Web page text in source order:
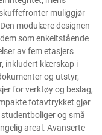
muliggjør
modulære designen
som enkeltstående
av fem etasjers
inkludert klærskap i
og utstyr,
for verktøy og beslag,
fotavtrykket gjør
studentboliger og små
areal. Avanserte